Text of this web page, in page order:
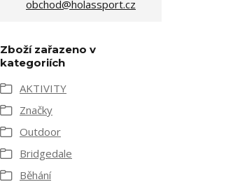
obchod@holassport.cz
Zboží zařazeno v
kategoriích
AKTIVITY
Značky
Outdoor
Bridgedale
Běhání